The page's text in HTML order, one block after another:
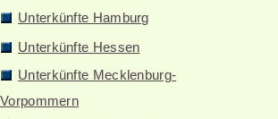
Unterkünfte Hamburg
Unterkünfte Hessen
Unterkünfte Mecklenburg-
Vorpommern